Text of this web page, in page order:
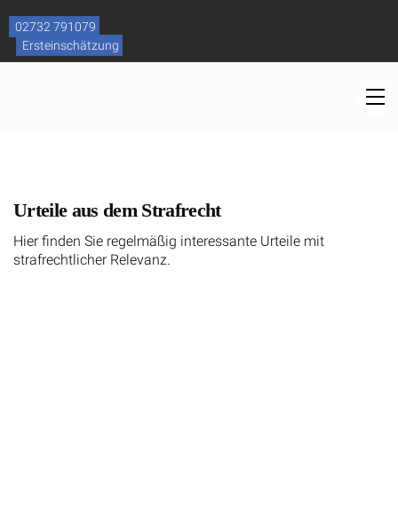
content
02732 791079
Ersteinschätzung
Urteile aus dem Strafrecht
Hier finden Sie regelmäßig interessante Urteile mit
strafrechtlicher Relevanz.